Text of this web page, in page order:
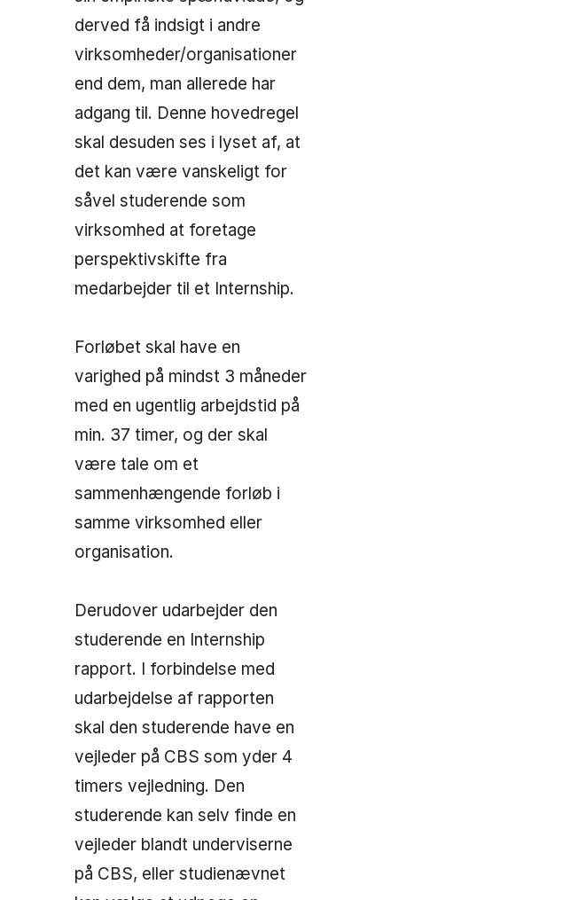
derved få indsigt i andre
virksomheder/organisationer
end dem, man allerede har
adgang til. Denne hovedregel
skal desuden ses i lyset af, at
det kan være vanskeligt for
såvel studerende som
virksomhed at foretage
perspektivskifte fra
medarbejder til et Internship.
Forløbet skal have en
varighed på mindst 3 måneder
med en ugentlig arbejdstid på
min. 37 timer, og der skal
være tale om et
sammenhængende forløb i
samme virksomhed eller
organisation.
Derudover udarbejder den
studerende en Internship
rapport. I forbindelse med
udarbejdelse af rapporten
skal den studerende have en
vejleder på CBS som yder 4
timers vejledning. Den
studerende kan selv finde en
vejleder blandt underviserne
på CBS, eller studienævnet